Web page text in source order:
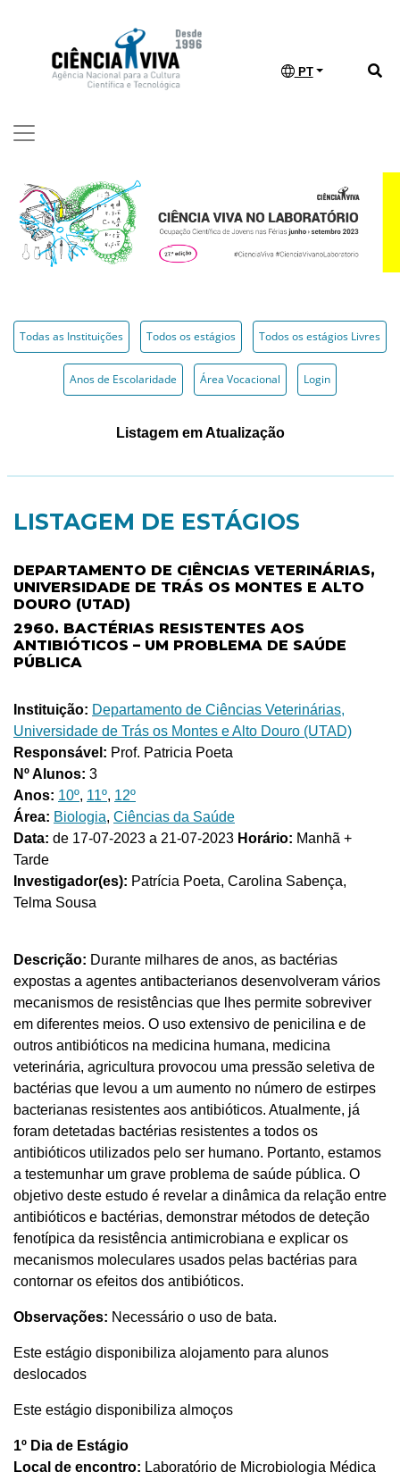
PT
Todas as Instituições Todos os estágios Todos os estágios Livres
Anos de Escolaridade Área Vocacional Login
Listagem em Atualização
LISTAGEM DE ESTÁGIOS
DEPARTAMENTO DE CIÊNCIAS VETERINÁRIAS,
UNIVERSIDADE DE TRÁS OS MONTES E ALTO
DOURO (UTAD)
2960. BACTÉRIAS RESISTENTES AOS
ANTIBIÓTICOS – UM PROBLEMA DE SAÚDE
PÚBLICA
Instituição: Departamento de Ciências Veterinárias,
Universidade de Trás os Montes e Alto Douro (UTAD)
Responsável: Prof. Patricia Poeta
Nº Alunos: 3
Anos: 10º, 11º, 12º
Área: Biologia, Ciências da Saúde
Data: de 17-07-2023 a 21-07-2023 Horário: Manhã +
Tarde
Investigador(es): Patrícia Poeta, Carolina Sabença,
Telma Sousa
Descrição: Durante milhares de anos, as bactérias
expostas a agentes antibacterianos desenvolveram vários
mecanismos de resistências que lhes permite sobreviver
em diferentes meios. O uso extensivo de penicilina e de
outros antibióticos na medicina humana, medicina
veterinária, agricultura provocou uma pressão seletiva de
bactérias que levou a um aumento no número de estirpes
bacterianas resistentes aos antibióticos. Atualmente, já
foram detetadas bactérias resistentes a todos os
antibióticos utilizados pelo ser humano. Portanto, estamos
a testemunhar um grave problema de saúde pública. O
objetivo deste estudo é revelar a dinâmica da relação entre
antibióticos e bactérias, demonstrar métodos de deteção
fenotípica da resistência antimicrobiana e explicar os
mecanismos moleculares usados pelas bactérias para
contornar os efeitos dos antibióticos.
Observações: Necessário o uso de bata.
Este estágio disponibiliza alojamento para alunos
deslocados
Este estágio disponibiliza almoços
1º Dia de Estágio
Local de encontro: Laboratório de Microbiologia Médica